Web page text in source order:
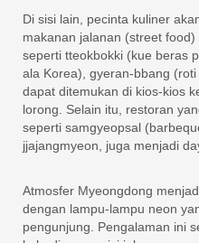
Di sisi lain, pecinta kuliner
makanan jalanan (street
seperti tteokbokki (kue beras
ala Korea), gyeran-bbang
dapat ditemukan di kios-kios
lorong. Selain itu, restoran
seperti samgyeopsal
jjajangmyeon, juga menjadi
Atmosfer Myeongdong
dengan lampu-lampu neon
pengunjung. Pengalaman ini